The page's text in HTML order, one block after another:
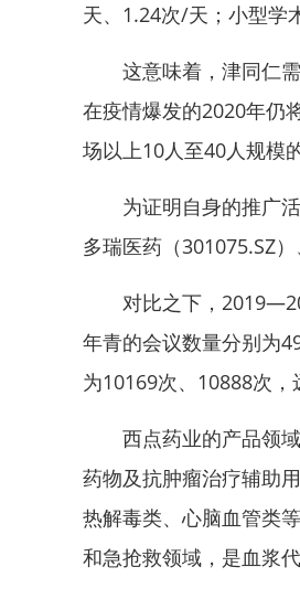
天、1.24次/天；小型学
这意味着，津同仁需
在疫情爆发的2020年仍
场以上10人至40人规模
为证明自身的推广活
多瑞医药 （301075.SZ
对比之下，
年青的会议数量分别为
为10169次、10888次，
西点药业的产品领域
药物及抗肿瘤治疗辅助
热解毒类、心脑血管类
和急抢救领域，是血浆